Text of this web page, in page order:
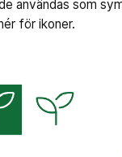
användas som
för ikoner.